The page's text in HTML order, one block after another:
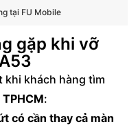
tại FU Mobile
gặp khi vỡ
khi khách hàng tìm
:
có cần thay cả màn